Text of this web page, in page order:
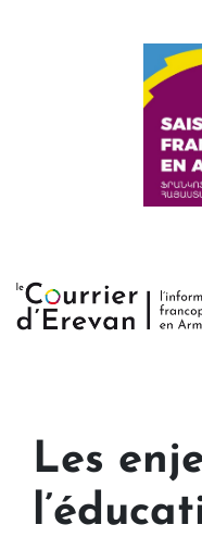
Les